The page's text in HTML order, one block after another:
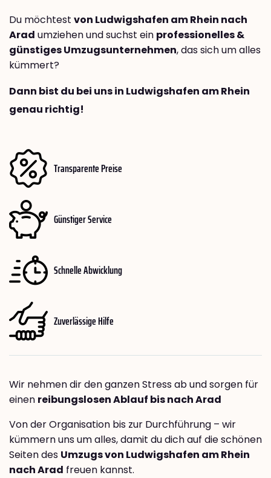
Du möchtest von Ludwigshafen am Rhein nach
Arad umziehen und suchst ein professionelles &
günstiges Umzugsunternehmen, das sich um alles
kümmert?
Dann bist du bei uns in Ludwigshafen am Rhein
genau richtig!
Transparente Preise
Günstiger Service
Schnelle Abwicklung
Zuverlässige Hilfe
Wir nehmen dir den ganzen Stress ab und sorgen für
einen reibungslosen Ablauf bis nach Arad
Von der Organisation bis zur Durchführung – wir
kümmern uns um alles, damit du dich auf die schönen
Seiten des Umzugs von Ludwigshafen am Rhein
nach Arad freuen kannst.